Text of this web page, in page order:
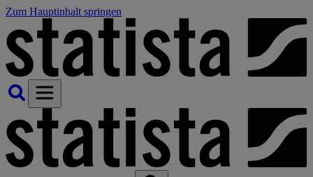
Zum Hauptinhalt springen